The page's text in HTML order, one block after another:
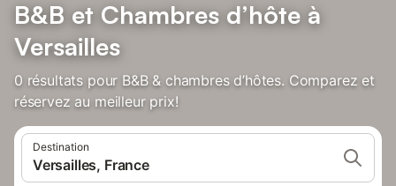
B&B et Chambres d’hôte à
Versailles
0 résultats pour B&B & chambres d’hôtes. Comparez et
réservez au meilleur prix!
Destination
Versailles, France